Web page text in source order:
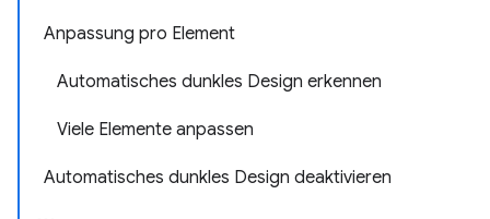
Anpassung pro Element
Automatisches dunkles Design erkennen
Viele Elemente anpassen
Automatisches dunkles Design deaktivieren